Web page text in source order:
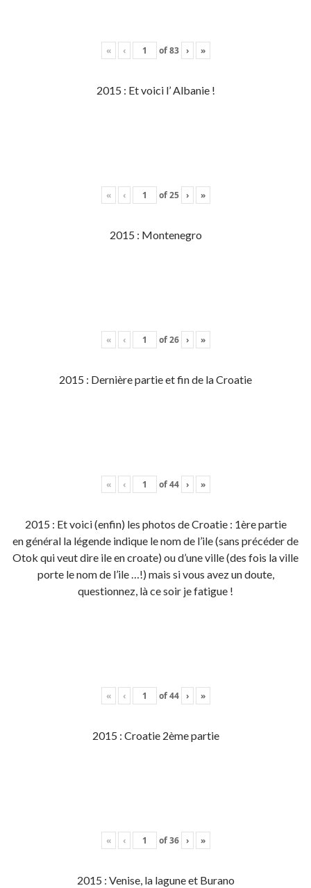
« ‹ of83 › »
2015 : Et voici l’ Albanie !
« ‹ of25 › »
2015 : Montenegro
« ‹ of26 › »
2015 : Dernière partie et fin de la Croatie
« ‹ of44 › »
2015 : Et voici (enfin) les photos de Croatie : 1ère partie
en général la légende indique le nom de l’ile (sans précéder de
Otok qui veut dire ile en croate) ou d’une ville (des fois la ville
porte le nom de l’ile …!) mais si vous avez un doute,
questionnez, là ce soir je fatigue !
« ‹ of44 › »
2015 : Croatie 2ème partie
« ‹ of36 › »
2015 : Venise, la lagune et Burano